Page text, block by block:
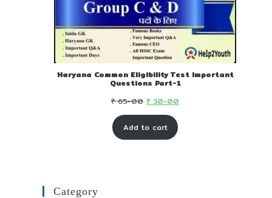
Haryana Common Eligibility Test Important
Questions Part-1
₹65-00 Original
price
was:
₹ 30-00Current
Add to cart
Category